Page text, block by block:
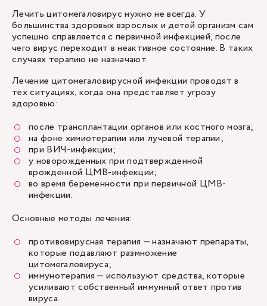
Лечить цитомегаловирус нужно не всегда. У
большинства здоровых взрослых и детей организм сам
успешно справляется с первичной инфекцией, после
чего вирус переходит в неактивное состояние. В таких
случаях терапию не назначают.
Лечение цитомегаловирусной инфекции проводят в
тех ситуациях, когда она представляет угрозу
здоровью:
после трансплантации органов или костного мозга;
на фоне химиотерапии или лучевой терапии;
при ВИЧ-инфекции;
у новорожденных при подтвержденной
врожденной ЦМВ-инфекции;
во время беременности при первичной ЦМВ-
инфекции.
Основные методы лечения:
противовирусная терапия — назначают препараты,
которые подавляют размножение
цитомегаловируса;
иммунотерапия — используют средства, которые
усиливают собственный иммунный ответ против
вируса.